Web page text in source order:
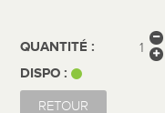
QUANTITÉ :
DISPO :
RETOUR